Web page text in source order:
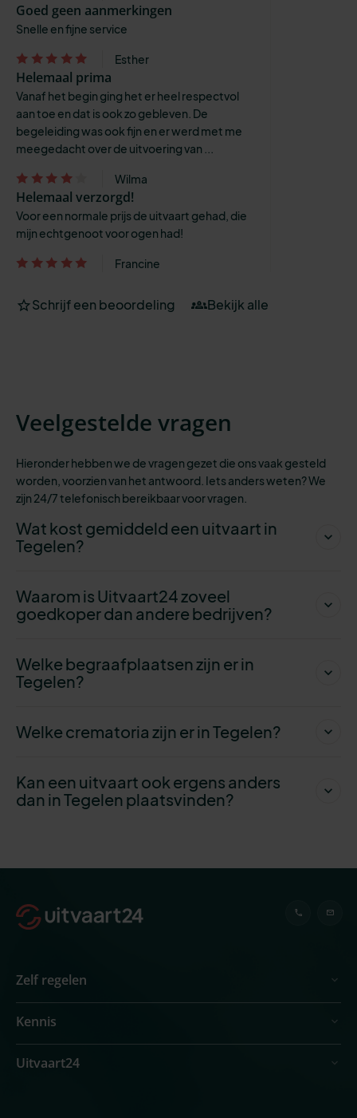
Goed geen aanmerkingen
Snelle en fijne service
Esther
Helemaal prima
Vanaf het begin ging het er heel respectvol
aan toe en dat is ook zo gebleven. De
begeleiding was ook fijn en er werd met me
meegedacht over de uitvoering van ...
Wilma
Helemaal verzorgd!
Voor een normale prijs de uitvaart gehad, die
mijn echtgenoot voor ogen had!
Francine
Schrijf een beoordeling Bekijk alle
Veelgestelde vragen
Hieronder hebben we de vragen gezet die ons vaak gesteld
worden, voorzienvan het antwoord. Iets anders weten? We
zijn 24/7 telefonisch bereikbaar voor vragen.
Wat kost gemiddeld een uitvaart in
Tegelen?
Waarom is Uitvaart24 zoveel
goedkoper dan andere bedrijven?
Welke begraafplaatsen zijn er in
Tegelen?
Welke crematoria zijn er in Tegelen?
Kan een uitvaart ook ergens anders
dan in Tegelen plaatsvinden?
Zelf regelen
Kennis
Uitvaart24